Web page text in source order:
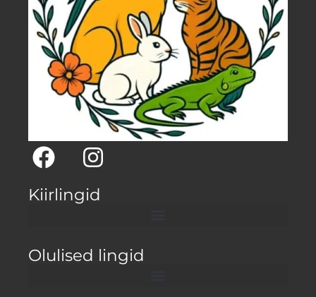
Kiirlingid
Olulised lingid